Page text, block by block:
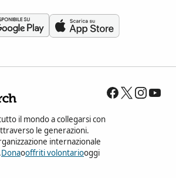
il mondo a collegarsi con
le generazioni.
internazionale
Donaooffriti volontariooggi